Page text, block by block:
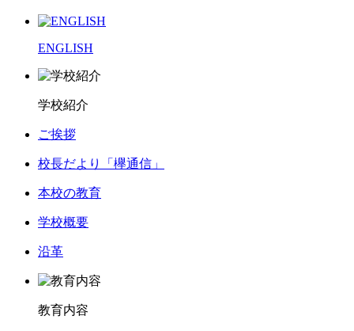
ENGLISH
学校紹介
ご挨拶
校長だより「欅通信」
本校の教育
学校概要
沿革
教育内容